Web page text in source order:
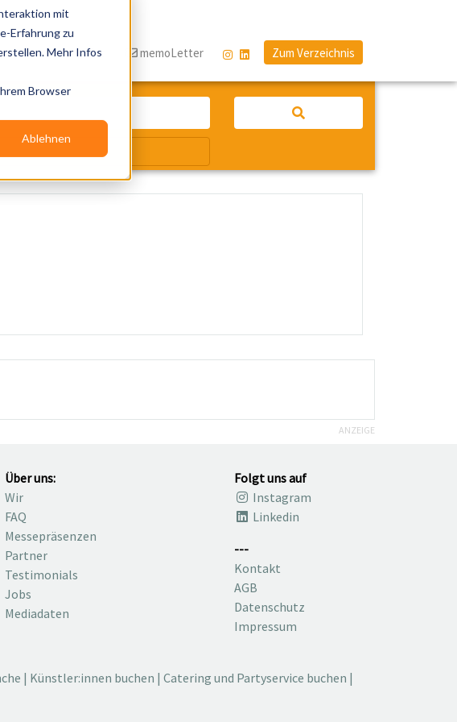
mit
Erfahrung zu
Mehr Infos
Browser
Ablehnen
Services Blog memoLetter Zum Verzeichnis
ANZEIGE
Über uns:
Wir
FAQ
Messepräsenzen
Partner
Testimonials
Jobs
Mediadaten
Folgt uns auf
Instagram
Linkedin
---
Kontakt
AGB
Datenschutz
Impressum
| Künstler:innen buchen | Catering und Partyservice buchen |